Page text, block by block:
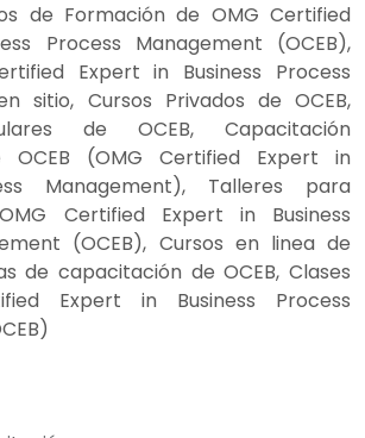
de Formación de OMG Certified
Process Management (OCEB),
Expert in Business Process
sitio, Cursos Privados de OCEB,
de OCEB, Capacitación
OCEB (OMG Certified Expert in
Management), Talleres para
Certified Expert in Business
(OCEB), Cursos en linea de
de capacitación de OCEB, Clases
Expert in Business Process